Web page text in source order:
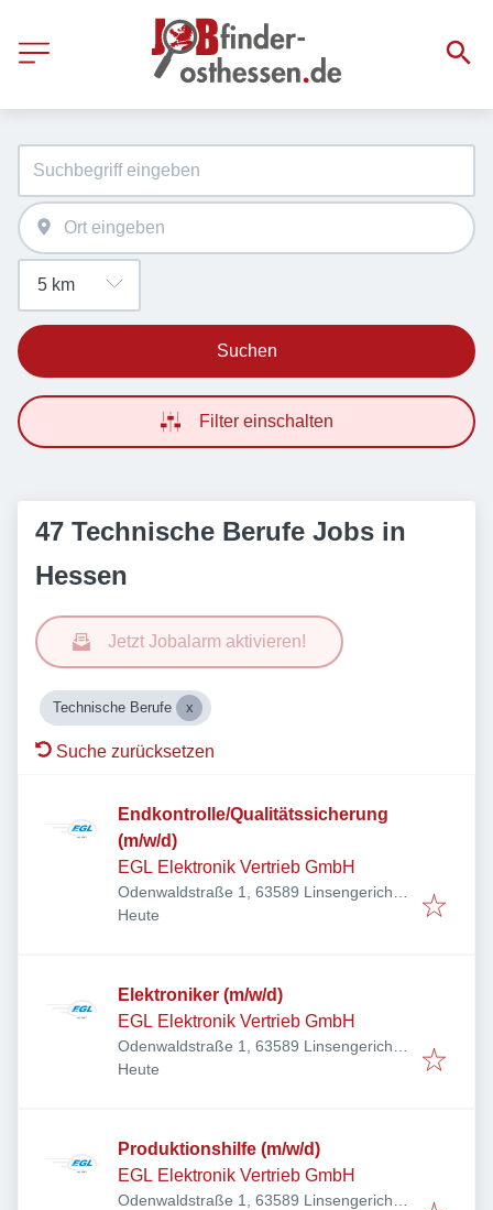
Suchen
Filter einschalten
47 Technische Berufe Jobs in
Hessen
Jetzt Jobalarm aktivieren!
Technische Berufe
Suche zurücksetzen
Endkontrolle/Qualitätssicherung
(m/w/d)
EGL Elektronik Vertrieb GmbH
Odenwaldstraße 1, 63589 Linsengericht,
Deutschland
Veröffentlicht
Heute
Elektroniker (m/w/d)
EGL Elektronik Vertrieb GmbH
Odenwaldstraße 1, 63589 Linsengericht,
Deutschland
Veröffentlicht
Heute
Produktionshilfe (m/w/d)
EGL Elektronik Vertrieb GmbH
Odenwaldstraße 1, 63589 Linsengericht,